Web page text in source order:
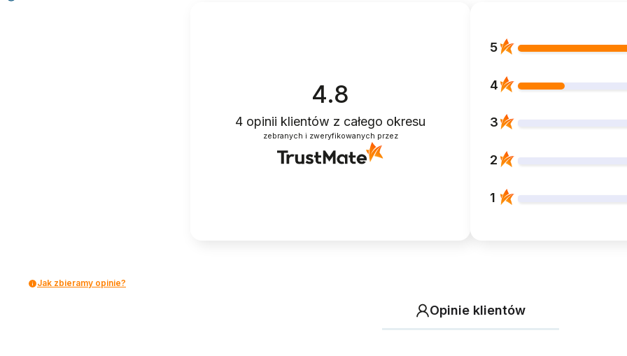
4.8
4 opinii klientów z całego okresu
zebranych i zweryfikowanych przez
5
4
3
2
1
Jak zbieramy opinie?
Opinie klientów